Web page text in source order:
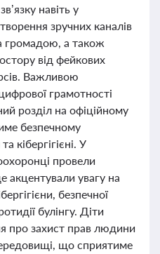
навіть у
зручних каналів
громадою, а також
від фейкових
Важливою
грамотності
розділ на офіційному
безпечному
кібергігієні. У
провели
акцентували увагу на
безпечної
булінгу. Діти
про захист прав людини
що сприятиме